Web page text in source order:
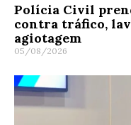
Polícia Civil
contra tráfico,
agiotagem
05/08/2026